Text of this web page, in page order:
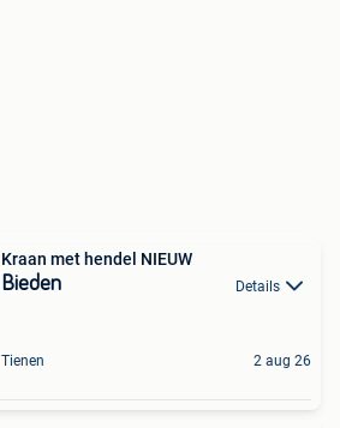
Kraan met hendel NIEUW
Bieden Details
Tienen 2 aug 26